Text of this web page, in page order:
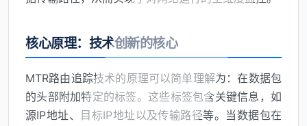
核心原理：技术创新的核心
MTR路由追踪技术的原理可以简单理解为：在数据包
的头部附加特定的标签。这些标签包含关键信息，如
源IP地址、目标IP地址以及传输路径等。当数据包在